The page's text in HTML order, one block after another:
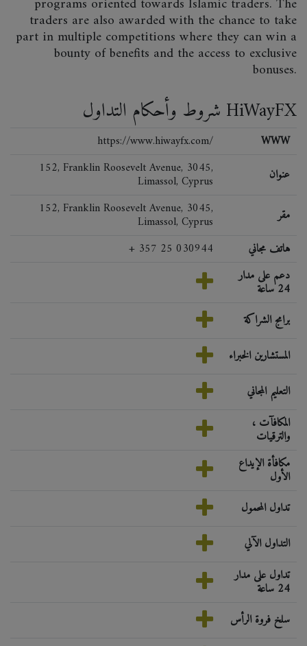
traders are also awarded with the chance to take
part in multiple competitions where they can win a
bounty of benefits and the access to exclusive
bonuses.
شروط وأحكام التداول HiWayFX
https://www.hiwayfx.com/
WWW
152, Franklin Roosevelt Avenue, 3045,
Limassol, Cyprus
عنوان
152, Franklin Roosevelt Avenue, 3045,
Limassol, Cyprus
مقر
+ 357 25 030944
هاتف مجاني
دعم على مدار
24 ساعة
برامج الشراكة
المستشارين الخبراء
التعليم المجاني
المكافآت ،
والترقيات
مكافأة الإيداع
الأول
تداول المحمول
التداول الآلي
تداول على مدار
24 ساعة
سلخ فروة الرأس